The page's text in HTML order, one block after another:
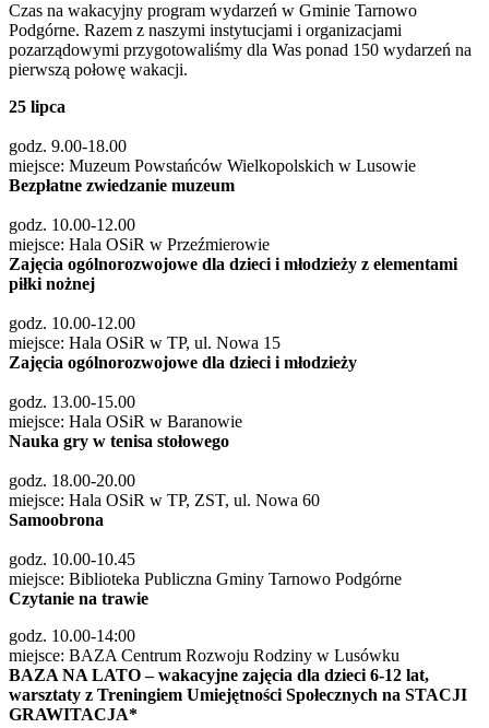
Czas na wakacyjny program wydarzeń w Gminie Tarnowo
Podgórne. Razem z naszymi instytucjami i organizacjami
pozarządowymi przygotowaliśmy dla Was ponad 150 wydarzeń na
pierwszą połowę wakacji.
25 lipca
godz. 9.00-18.00
miejsce: Muzeum Powstańców Wielkopolskich w Lusowie
Bezpłatne zwiedzanie muzeum
godz. 10.00-12.00
miejsce: Hala OSiR w Przeźmierowie
Zajęcia ogólnorozwojowe dla dzieci i młodzieży z elementami
piłki nożnej
godz. 10.00-12.00
miejsce: Hala OSiR w TP, ul. Nowa 15
Zajęcia ogólnorozwojowe dla dzieci i młodzieży
godz. 13.00-15.00
miejsce: Hala OSiR w Baranowie
Nauka gry w tenisa stołowego
godz. 18.00-20.00
miejsce: Hala OSiR w TP, ZST, ul. Nowa 60
Samoobrona
godz. 10.00-10.45
miejsce: Biblioteka Publiczna Gminy Tarnowo Podgórne
Czytanie na trawie
godz. 10.00-14:00
miejsce: BAZA Centrum Rozwoju Rodziny w Lusówku
BAZA NA LATO – wakacyjne zajęcia dla dzieci 6-12 lat,
warsztaty z Treningiem Umiejętności Społecznych na STACJI
GRAWITACJA*